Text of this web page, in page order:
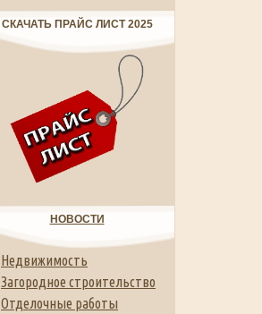
СКАЧАТЬ ПРАЙС ЛИСТ 2025
НОВОСТИ
Недвижимость
Загородное строительство
Отделочные работы